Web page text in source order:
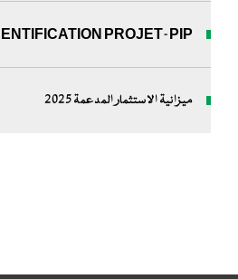
PROJET-PIP
ميزانية الاستثمار المدعمة 2025